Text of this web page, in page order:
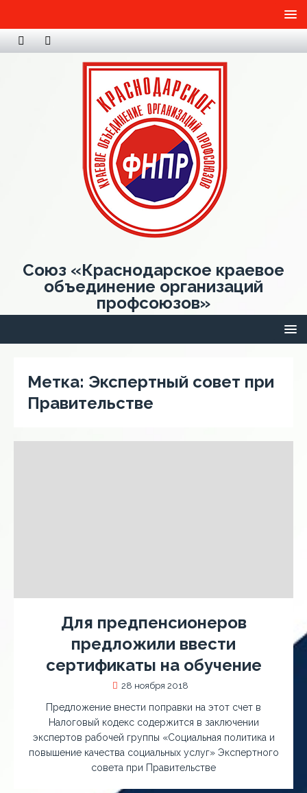
Союз «Краснодарское краевое
объединение организаций
профсоюзов»
Метка: Экспертный совет при
Правительстве
Для предпенсионеров
предложили ввести
сертификаты на обучение
28 ноября 2018
Предложение внести поправки на этот счет в
Налоговый кодекс содержится в заключении
экспертов рабочей группы «Социальная политика и
повышение качества социальных услуг» Экспертного
совета при Правительстве